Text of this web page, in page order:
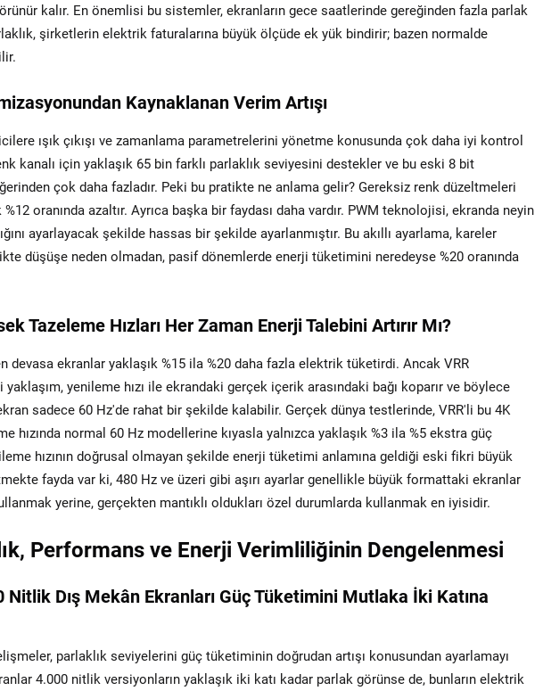
kalır. En önemlisi bu sistemler, ekranların gece saatlerinde gereğinden fazla parlak
şirketlerin elektrik faturalarına büyük ölçüde ek yük bindirir; bazen normalde
Kaynaklanan Verim Artışı
ışık çıkışı ve zamanlama parametrelerini yönetme konusunda çok daha iyi kontrol
kanalı için yaklaşık 65 bin farklı parlaklık seviyesini destekler ve bu eski 8 bit
çok daha fazladır. Peki bu pratikte ne anlama gelir? Gereksiz renk düzeltmeleri
oranında azaltır. Ayrıca başka bir faydası daha vardır. PWM teknolojisi, ekranda neyin
ayarlayacak şekilde hassas bir şekilde ayarlanmıştır. Bu akıllı ayarlama, kareler
düşüşe neden olmadan, pasif dönemlerde enerji tüketimini neredeyse %20 oranında
Tazeleme Hızları Her Zaman Enerji Talebini Artırır Mı?
devasa ekranlar yaklaşık %15 ila %20 daha fazla elektrik tüketirdi. Ancak VRR
yenileme hızı ile ekrandaki gerçek içerik arasındaki bağı koparır ve böylece
sadece 60 Hz'de rahat bir şekilde kalabilir. Gerçek dünya testlerinde, VRR'li bu 4K
hızında normal 60 Hz modellerine kıyasla yalnızca yaklaşık %3 ila %5 ekstra güç
hızının doğrusal olmayan şekilde enerji tüketimi anlamına geldiği eski fikri büyük
fayda var ki, 480 Hz ve üzeri gibi aşırı ayarlar genellikle büyük formattaki ekranlar
yerine, gerçekten mantıklı oldukları özel durumlarda kullanmak en iyisidir.
Performans ve Enerji Verimliliğinin Dengelenmesi
Nitlik Dış Mekân Ekranları Güç Tüketimini Mutlaka İki Katına
parlaklık seviyelerini güç tüketiminin doğrudan artışı konusundan ayarlamayı
4.000 nitlik versiyonların yaklaşık iki katı kadar parlak görünse de, bunların elektrik